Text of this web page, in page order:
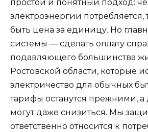
простой и понятный подход:
электроэнергии
быть цена за единицу. Но
системы — сделать оплату
подавляющего большинства
Ростовской области, которые
электричество для обычных
тарифы останутся прежними, а
могут даже снизиться. Мы
ответственно относится к